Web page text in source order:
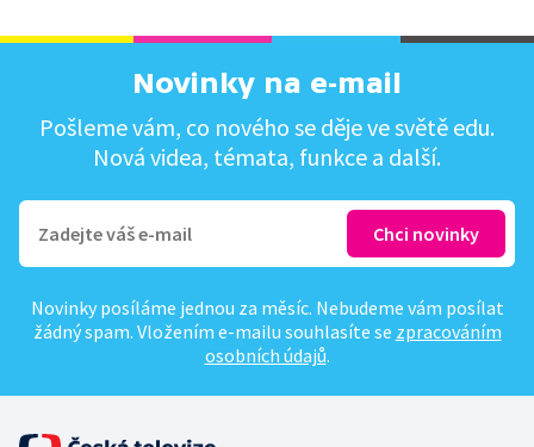
Novinky na e-mail
Pošleme vám, co nového se děje ve světě edu.
Nová videa, témata, funkce a další.
Novinky posíláme jednou za měsíc. Nebudeme vám posílat
žádný spam. Vložením e-mailu souhlasíte se zpracováním
osobních údajů.